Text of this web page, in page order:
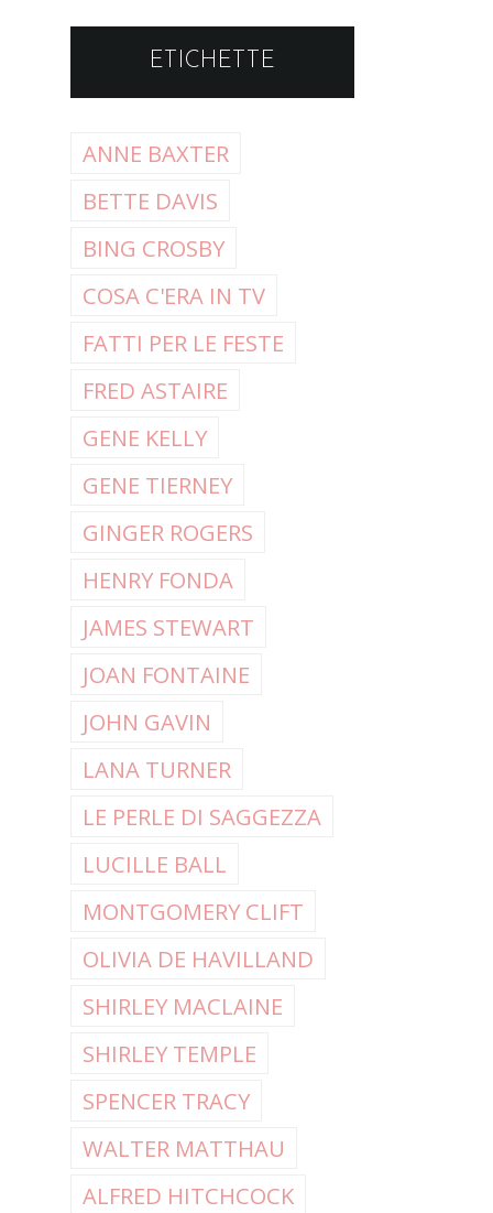
ETICHETTE
ANNE BAXTER
BETTE DAVIS
BING CROSBY
COSA C'ERA IN TV
FATTI PER LE FESTE
FRED ASTAIRE
GENE KELLY
GENE TIERNEY
GINGER ROGERS
HENRY FONDA
JAMES STEWART
JOAN FONTAINE
JOHN GAVIN
LANA TURNER
LE PERLE DI SAGGEZZA
LUCILLE BALL
MONTGOMERY CLIFT
OLIVIA DE HAVILLAND
SHIRLEY MACLAINE
SHIRLEY TEMPLE
SPENCER TRACY
WALTER MATTHAU
ALFRED HITCHCOCK